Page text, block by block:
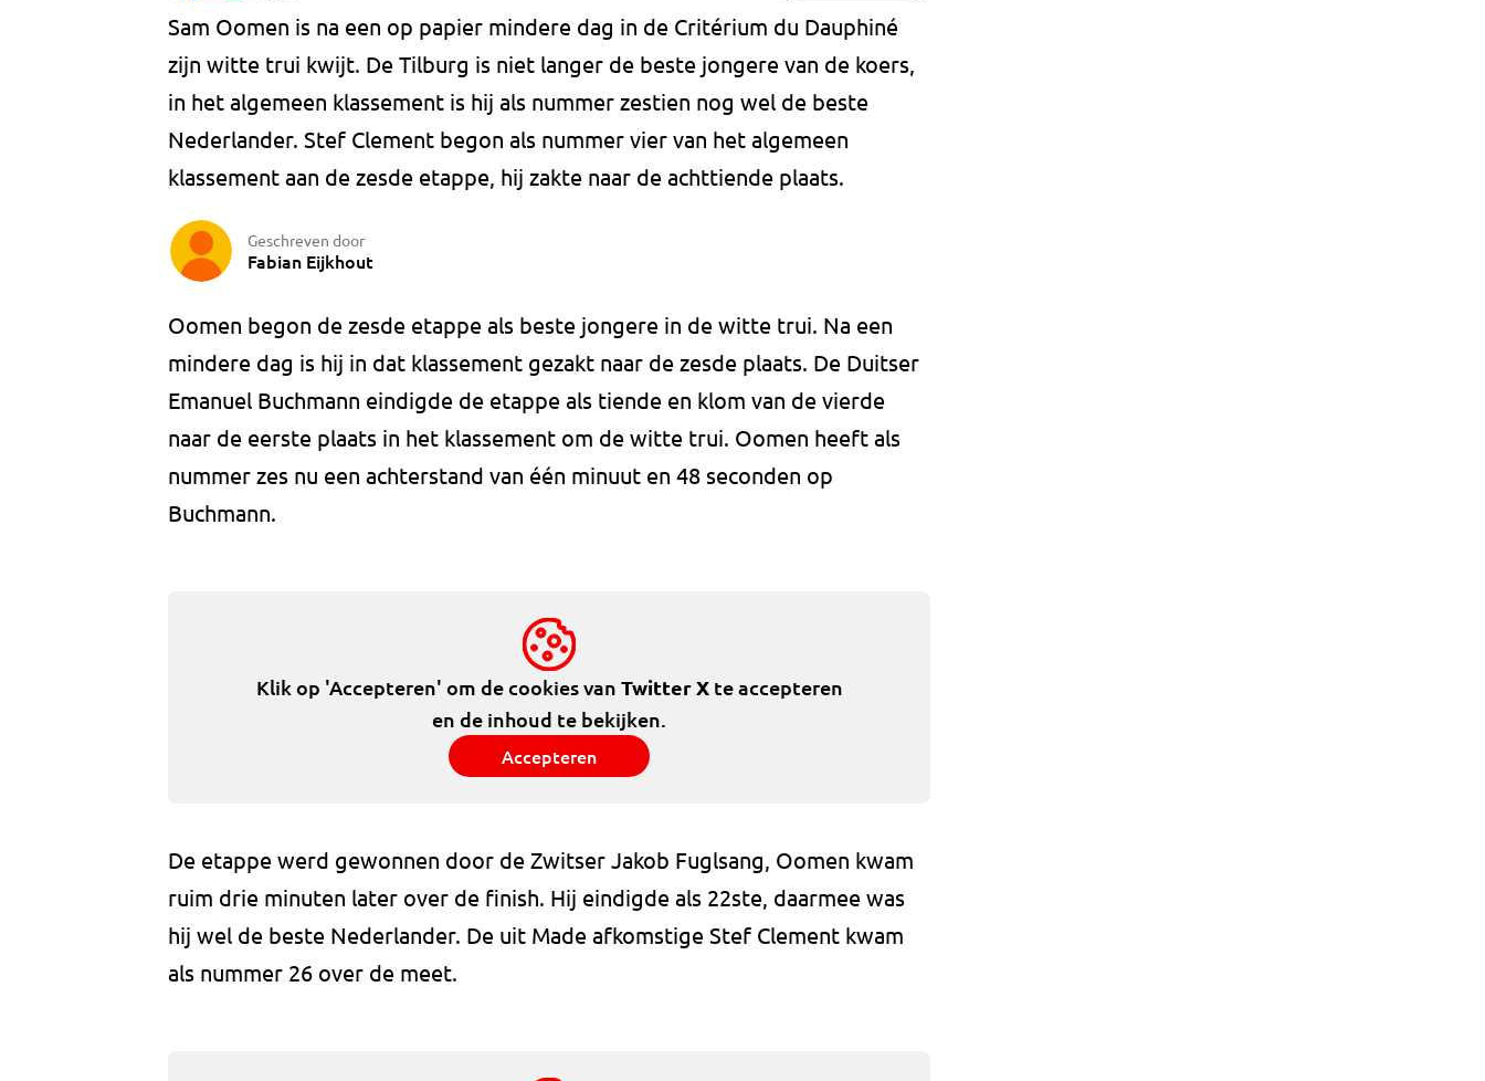
Sam Oomen is na een op papier mindere dag in de Critérium du Dauphiné
zijn witte trui kwijt. De Tilburg is niet langer de beste jongere van de koers,
in het algemeen klassement is hij als nummer zestien nog wel de beste
Nederlander. Stef Clement begon als nummer vier van het algemeen
klassement aan de zesde etappe, hij zakte naar de achttiende plaats.
Geschreven door
Fabian Eijkhout
Oomen begon de zesde etappe als beste jongere in de witte trui. Na een
mindere dag is hij in dat klassement gezakt naar de zesde plaats. De Duitser
Emanuel Buchmann eindigde de etappe als tiende en klom van de vierde
naar de eerste plaats in het klassement om de witte trui. Oomen heeft als
nummer zes nu een achterstand van één minuut en 48 seconden op
Buchmann.
Klik op 'Accepteren' om de cookies van Twitter Xte accepteren
en de inhoud te bekijken.
Accepteren
De etappe werd gewonnen door de Zwitser Jakob Fuglsang, Oomen kwam
ruim drie minuten later over de finish. Hij eindigde als 22ste, daarmee was
hij wel de beste Nederlander. De uit Made afkomstige Stef Clement kwam
als nummer 26 over de meet.